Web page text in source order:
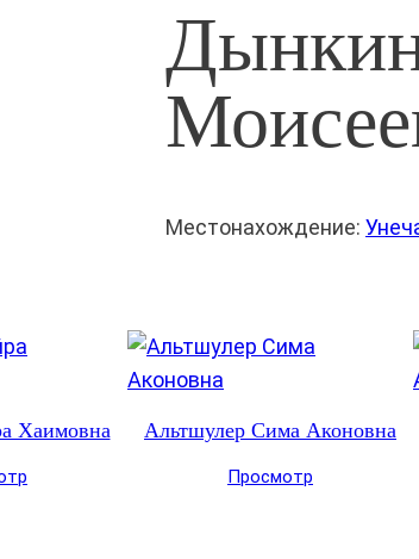
Местонахождение:
Хаимовна Альтшулер Сима Аконовна
Просмотр